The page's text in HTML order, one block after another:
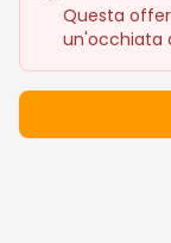
Questa
un'occhiata